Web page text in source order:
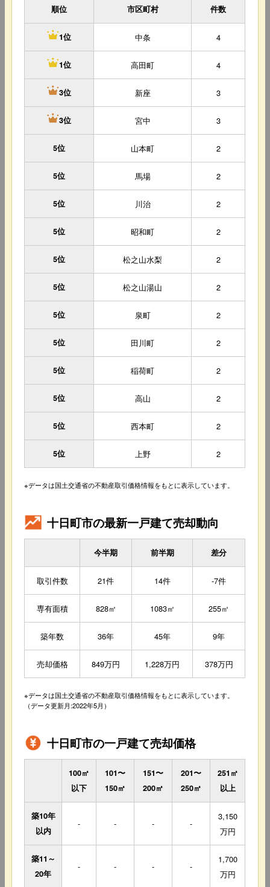
順位 市区町村 件数
1位 中条 4
1位 高田町 4
3位 新座 3
3位 宮中 3
5位 山本町 2
5位 馬場 2
5位 川治 2
5位 昭和町 2
5位 松之山水梨 2
5位 松之山湯山 2
5位 泉町 2
5位 田川町 2
5位 稲荷町 2
5位 高山 2
5位 西本町 2
5位 上野 2
※データは国土交通省の不動産取引価格情報をもとに表示しています。
十日町市の最新一戸建て売却動向
今半期 前半期 差分
取引件数 21件 14件 -7件
専有面積 828㎡ 1083㎡ 255㎡
築年数 36年 45年 9年
売却価格 849万円 1,228万円 378万円
※データは国土交通省の不動産取引価格情報をもとに表示しています。
（データ更新月:2022年5月）
十日町市の一戸建て売却価格
100㎡
以下
101〜
150㎡
151〜
200㎡
201〜
250㎡
251㎡
以上
築10年
以内
- - - -
3,150
万円
築11～
20年
- - - -
1,700
万円